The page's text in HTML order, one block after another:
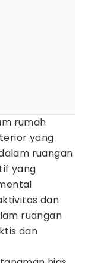
rumah
yang
ruangan
yang
dan
ruangan
dan